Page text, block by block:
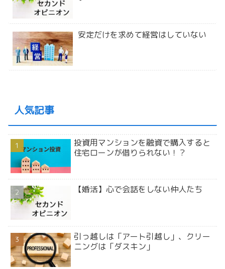
安定だけを求めて経営はしていない
人気記事
投資用マンションを融資で購入すると
住宅ローンが借りられない！？
【婚活】心で会話をしない仲人たち
引っ越しは「アート引越し」、クリー
ニングは「ダスキン」